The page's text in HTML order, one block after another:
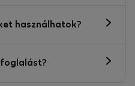
használhatok?